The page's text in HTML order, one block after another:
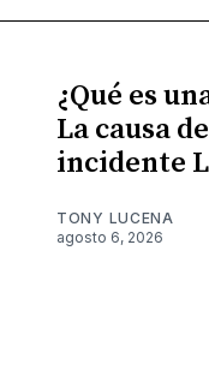
¿Qué es
La causa
incidente
TONY LUCENA
agosto 6, 2026